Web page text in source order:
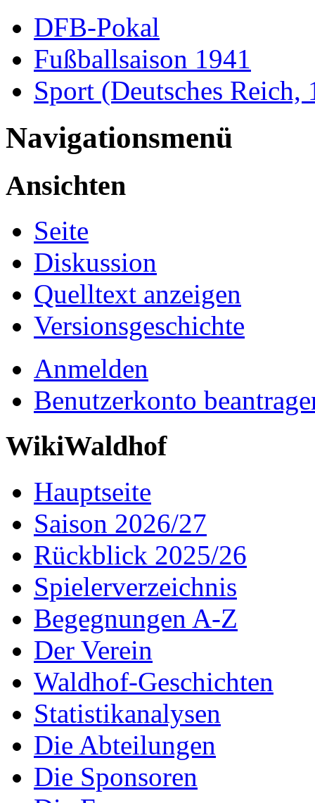
DFB-Pokal
Fußballsaison 1941
Sport (Deutsches Reich,
Navigationsmenü
Ansichten
Seite
Diskussion
Quelltext anzeigen
Versionsgeschichte
Anmelden
Benutzerkonto
WikiWaldhof
Hauptseite
Saison 2026/27
Rückblick 2025/26
Spielerverzeichnis
Begegnungen A-Z
Der Verein
Waldhof-Geschichten
Statistikanalysen
Die Abteilungen
Die Sponsoren